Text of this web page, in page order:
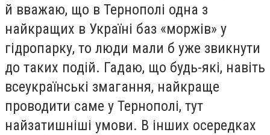
й вважаю, що в Тернополі одна з
найкращих в Україні баз «моржів» у
гідропарку, то люди мали б уже звикнути
до таких подій. Гадаю, що будь-які, навіть
всеукраїнські змагання, найкраще
проводити саме у Тернополі, тут
найзатишніші умови. В інших осередках